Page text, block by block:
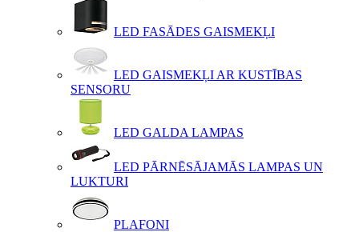
LED FASĀDES GAISMEKĻI
LED GAISMEKĻI AR KUSTĪBAS
SENSORU
LED GALDA LAMPAS
LED PĀRNĒSĀJAMĀS LAMPAS UN
LUKTURI
PLAFONI